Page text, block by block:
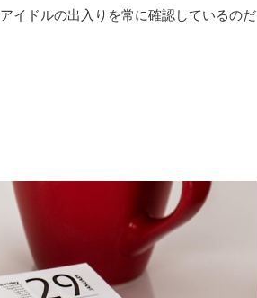
イドルの出入りを常に確認しているのだ